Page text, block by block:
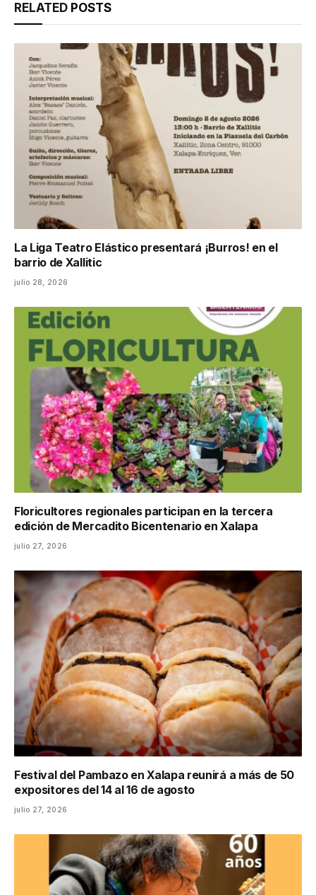
RELATED POSTS
La Liga Teatro Elástico presentará ¡Burros! en el
barrio de Xallitic
julio 28, 2026
Floricultores regionales participan en la tercera
edición de Mercadito Bicentenario en Xalapa
julio 27, 2026
Festival del Pambazo en Xalapa reunirá a más de 50
expositores del 14 al 16 de agosto
julio 27, 2026